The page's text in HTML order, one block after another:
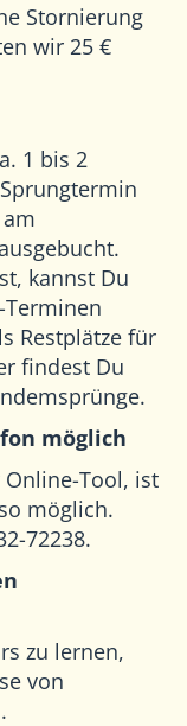
Stornierung
wir 25 €
1 bis 2
kannst Du
Restplätze für
findest Du
.
möglich
Tool, ist
möglich.
72238.
zu lernen,
von